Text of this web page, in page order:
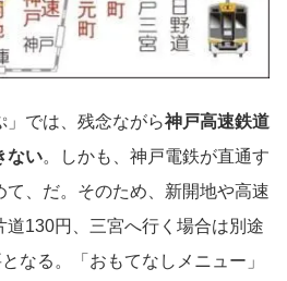
」では、残念ながら神戸高速鉄道
ない。しかも、神戸電鉄が直通す
て、だ。そのため、新開地や高速
130円、三宮へ行く場合は別途
なる。「おもてなしメニュー」